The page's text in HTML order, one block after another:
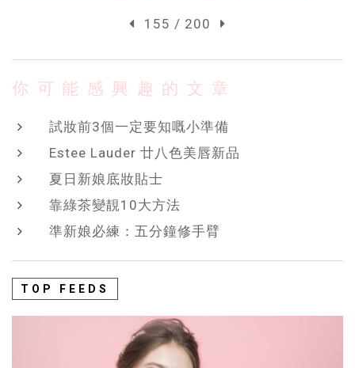
155 / 200
你可能感興趣的文章
試妝前3個一定要知嘅小準備
Estee Lauder 廿八色美唇新品
夏日新娘底妝貼士
靠綠茶變靚10大方法
準新娘必練：五分鐘修手臂
TOP FEEDS